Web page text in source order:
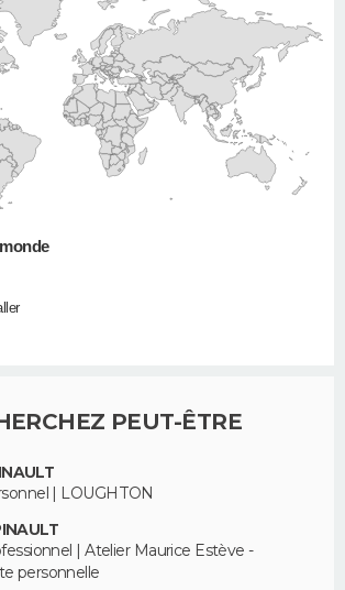
PEUT-ÊTRE
| LOUGHTON
| Atelier Maurice Estève -
personnelle